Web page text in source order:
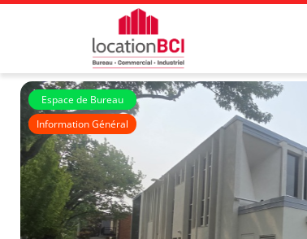
Espace de Bureau
Information Général